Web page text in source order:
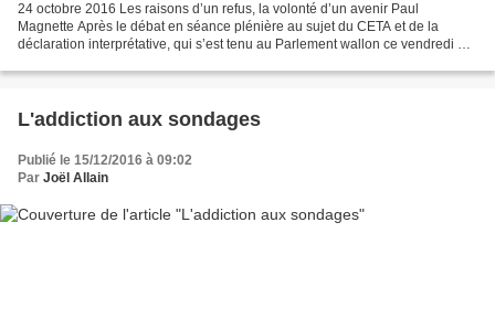
24 octobre 2016 Les raisons d’un refus, la volonté d’un avenir Paul
Magnette Après le débat en séance plénière au sujet du CETA et de la
déclaration interprétative, qui s’est tenu au Parlement wallon ce vendredi 14
L'addiction aux sondages
Publié le 15/12/2016 à 09:02
Par Joël Allain